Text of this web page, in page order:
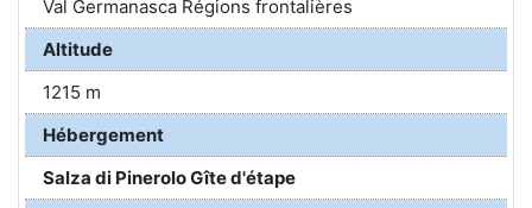
Val Germanasca Régions frontalières
Altitude
1215 m
Hébergement
Salza di Pinerolo Gîte d'étape